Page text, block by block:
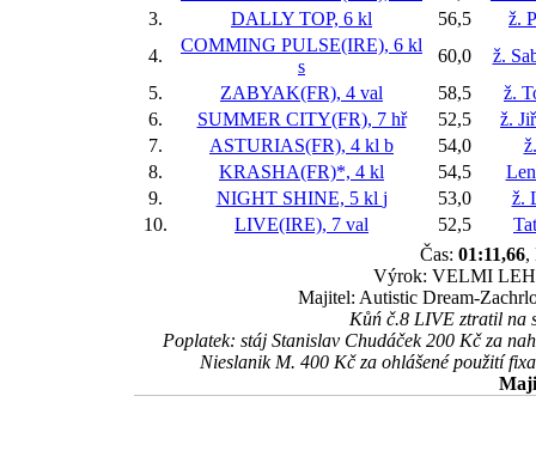
3.
DALLY TOP, 6 kl 56,5
ž.
4.
COMMING PULSE(IRE), 6 kl
s
60,0
ž.
5.
ZABYAK(FR), 4 val 58,5
ž.
6.
SUMMER CITY(FR), 7 hř 52,5
ž.
7.
ASTURIAS(FR), 4 kl b 54,0
8.
KRASHA(FR)*, 4 kl 54,5
9.
NIGHT SHINE, 5 kl j 53,0
ž.
10.
LIVE(IRE), 7 val 52,5
Čas: 01:11,66,
Výrok: VELMI
Majitel: Autistic Dream-
Kůń č.8 LIVE ztratil na
Poplatek: stáj Stanislav Chudáček 200 Kč za
Nieslanik M. 400 Kč za ohlášené použití